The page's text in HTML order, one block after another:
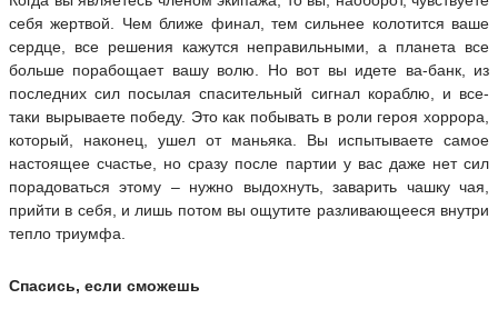
себя жертвой. Чем ближе финал, тем сильнее колотится ваше
сердце, все решения кажутся неправильными, а планета все
больше порабощает вашу волю. Но вот вы идете ва-банк, из
последних сил посылая спасительный сигнал кораблю, и все-
таки вырываете победу. Это как побывать в роли героя хоррора,
который, наконец, ушел от маньяка. Вы испытываете самое
настоящее счастье, но сразу после партии у вас даже нет сил
порадоваться этому – нужно выдохнуть, заварить чашку чая,
прийти в себя, и лишь потом вы ощутите разливающееся внутри
тепло триумфа.
Спасись, если сможешь